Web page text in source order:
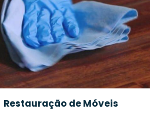
Restauração de Móveis